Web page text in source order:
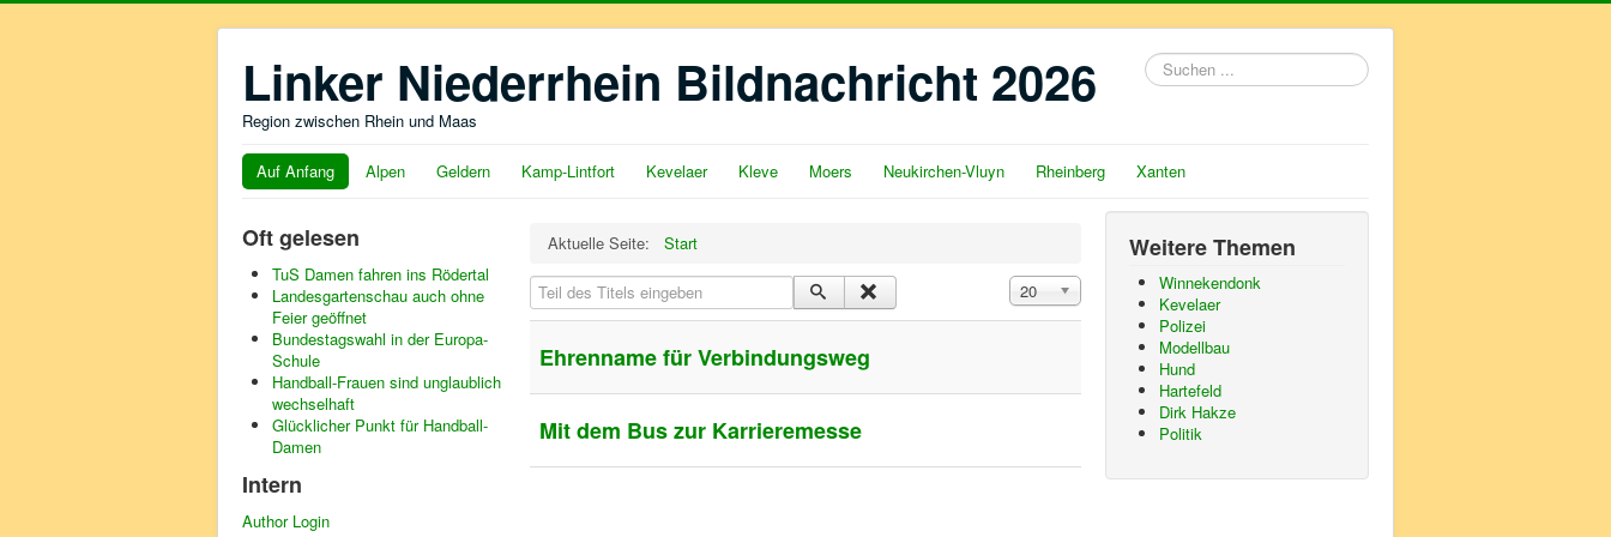
Linker Niederrhein Bildnachricht 2026
Region zwischen Rhein und Maas
Suchen
...
Auf Anfang Alpen Geldern Kamp-Lintfort Kevelaer Kleve Moers Neukirchen-Vluyn Rheinberg Xanten
Oft gelesen
TuS Damen fahren ins Rödertal
Landesgartenschau auch ohne
Feier geöffnet
Bundestagswahl in der Europa-
Schule
Handball-Frauen sind unglaublich
wechselhaft
Glücklicher Punkt für Handball-
Damen
Intern
Author Login
Aktuelle Seite:
Start
Teil des Titels eingeben
Anzeige #
20
Ehrenname für Verbindungsweg
Mit dem Bus zur Karrieremesse
Weitere Themen
Winnekendonk
Kevelaer
Polizei
Modellbau
Hund
Hartefeld
Dirk Hakze
Politik